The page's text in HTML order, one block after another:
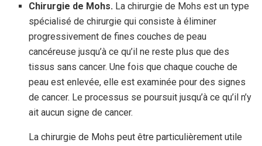
Chirurgie de Mohs. La chirurgie de Mohs est un type
spécialisé de chirurgie qui consiste à éliminer
progressivement de fines couches de peau
cancéreuse jusqu’à ce qu’il ne reste plus que des
tissus sans cancer. Une fois que chaque couche de
peau est enlevée, elle est examinée pour des signes
de cancer. Le processus se poursuit jusqu’à ce qu’il n’y
ait aucun signe de cancer.
La chirurgie de Mohs peut être particulièrement utile